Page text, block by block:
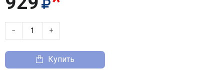
− +
Купить